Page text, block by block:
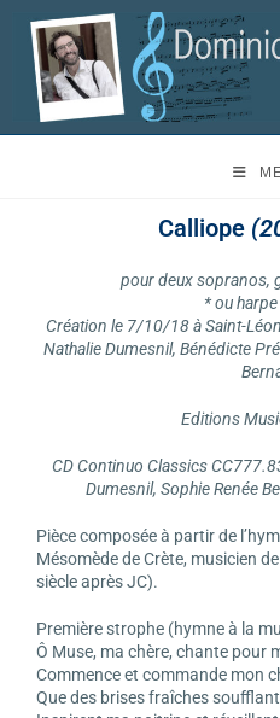
Calliope
pour deux sopranos,
* ou
Création le 7/10/18 à Saint-
Nathalie Dumesnil, Bénédicte
Editions
CD Continuo Classics
Dumesnil, Sophie Renée
Pièce composée à partir de
Mésomède de Crète, musicien
siècle après JC).
Première strophe (hymne à la
Ô Muse, ma chère, chante pour
Commence et commande mon
Que des brises fraîches